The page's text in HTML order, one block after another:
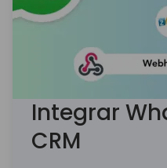
Integrar
CRM